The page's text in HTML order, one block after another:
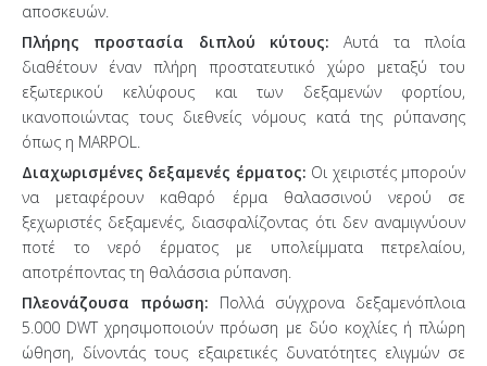
αποσκευών.
Πλήρης προστασία διπλού κύτους:Αυτά τα πλοία
διαθέτουν έναν πλήρη προστατευτικό χώρο μεταξύ του
εξωτερικού κελύφους και των δεξαμενών φορτίου,
ικανοποιώντας τους διεθνείς νόμους κατά της ρύπανσης
όπως η MARPOL.
Διαχωρισμένες δεξαμενές έρματος: Οι χειριστές μπορούν
να μεταφέρουν καθαρό έρμα θαλασσινού νερού σε
ξεχωριστές δεξαμενές, διασφαλίζοντας ότι δεν αναμιγνύουν
ποτέ το νερό έρματος με υπολείμματα πετρελαίου,
αποτρέποντας τη θαλάσσια ρύπανση.
Πλεονάζουσα πρόωση: Πολλά σύγχρονα δεξαμενόπλοια
5.000 DWT χρησιμοποιούν πρόωση με δύο κοχλίες ή πλώρη
ώθηση, δίνοντάς τους εξαιρετικές δυνατότητες ελιγμών σε